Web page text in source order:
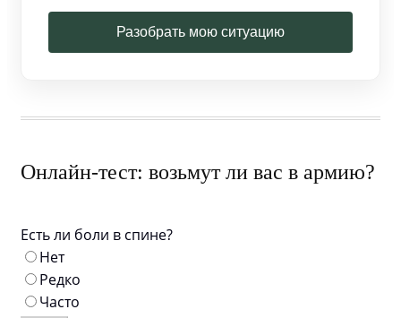
Разобрать мою ситуацию
Онлайн-тест: возьмут ли вас в армию?
Есть ли боли в спине?
Нет
Редко
Часто